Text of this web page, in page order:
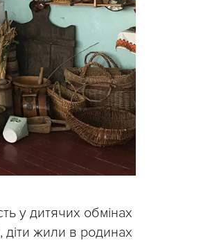
у дитячих обмінах
діти жили в родинах